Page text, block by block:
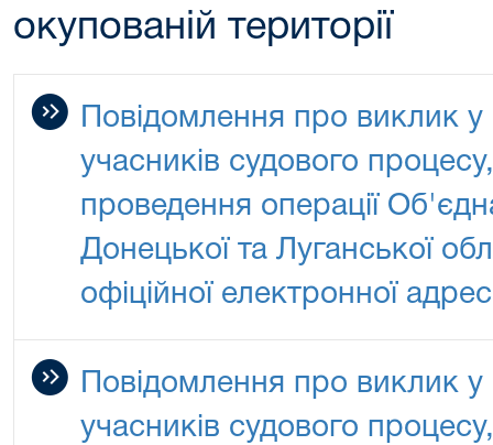
окупованій території
Повідомлення про виклик
учасників судового
проведення операції
Донецької та Луганської
офіційної електронної
Повідомлення про виклик
учасників судового